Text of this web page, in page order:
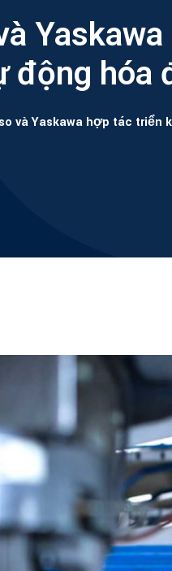
động hóa
và Yaskawa hợp tác